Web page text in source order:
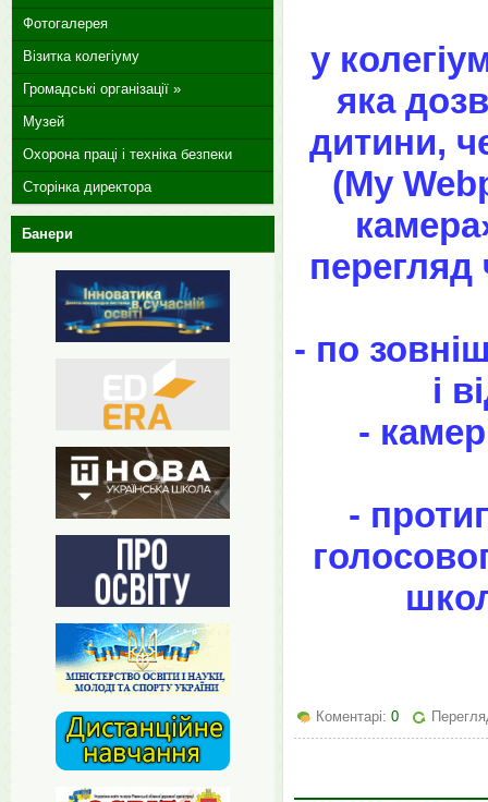
у
яка
дитини,
(My
- по
і
-
-
Коментарі: 0
Фотогалерея
Візитка колегіуму
Громадські організації »
Музей
Охорона праці і техніка безпеки
Сторінка директора
Банери